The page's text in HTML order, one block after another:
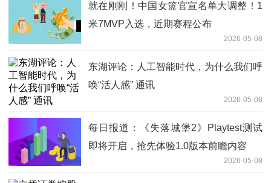
就在刚刚！中国女篮官宣名单大调整！1
米7MVP入选，近期赛程公布
2026-05-08
东湖评论：人工智能时代，为什么我们呼
唤“活人感” 通讯
2026-05-08
每日报道：《失落城堡2》Playtest测试
即将开启，抢先体验1.0版本前瞻内容
2026-05-08